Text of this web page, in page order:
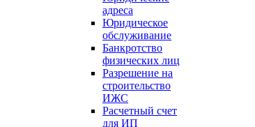
адреса
Юридическое
обслуживание
Банкротство
физических лиц
Разрешение на
строительство
ИЖС
Расчетный счет
для ИП